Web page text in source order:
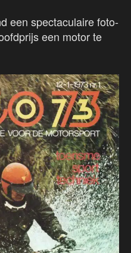
een spectaculaire foto-
een motor te